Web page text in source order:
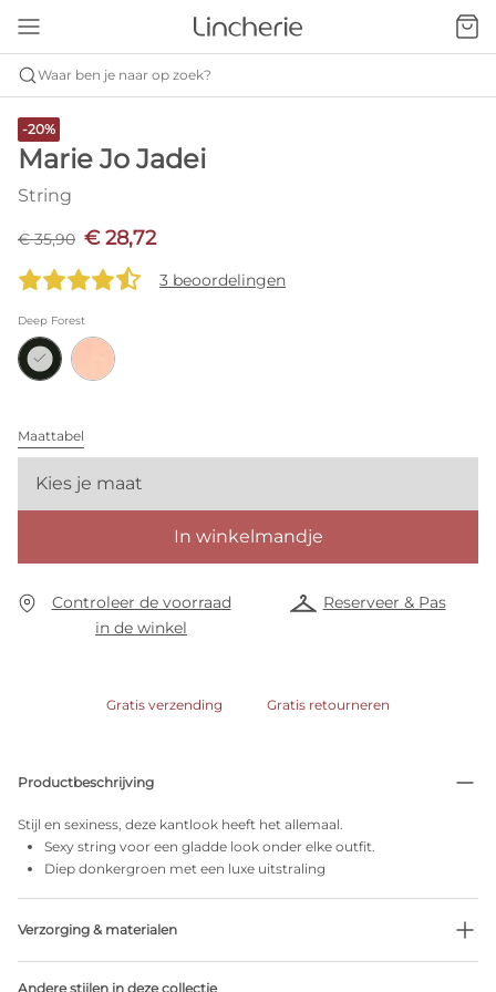
Waar ben je naar op zoek?
-20%
Marie Jo Jadei
String
€ 35,90 € 28,72
3 beoordelingen
Deep Forest
Maattabel
Kies je maat
In winkelmandje
Controleer de voorraad
in de winkel
Reserveer & Pas
Gratis verzending Gratis retourneren
Productbeschrijving
Stijl en sexiness, deze kantlook heeft het allemaal.
Sexy string voor een gladde look onder elke outfit.
Diep donkergroen met een luxe uitstraling
Verzorging & materialen
Andere stijlen in deze collectie